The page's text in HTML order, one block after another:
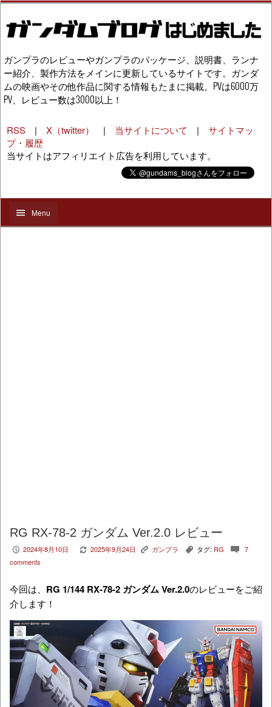
ガンプラのレビューやガンプラのパッケージ、説明書、ランナ
ー紹介、製作方法をメインに更新しているサイトです。ガンダ
ムの映画やその他作品に関する情報もたまに掲載。PVは6000万
PV、レビュー数は3000以上！
RSS | X（twitter） | 当サイトについて | サイトマッ
プ・履歴
当サイトはアフィリエイト広告を利用しています。
Menu
RG RX-78-2 ガンダム Ver.2.0 レビュー
P 2024年8月10日 V 2025年9月24日 K ガンプラ , タグ: RG c 7
comments
今回は、 RG 1/144 RX-78-2 ガンダム Ver.2.0のレビューをご紹
介します！